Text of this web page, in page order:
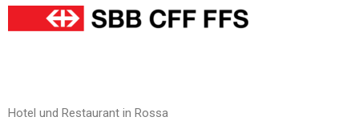
Hotel und Restaurant in Rossa